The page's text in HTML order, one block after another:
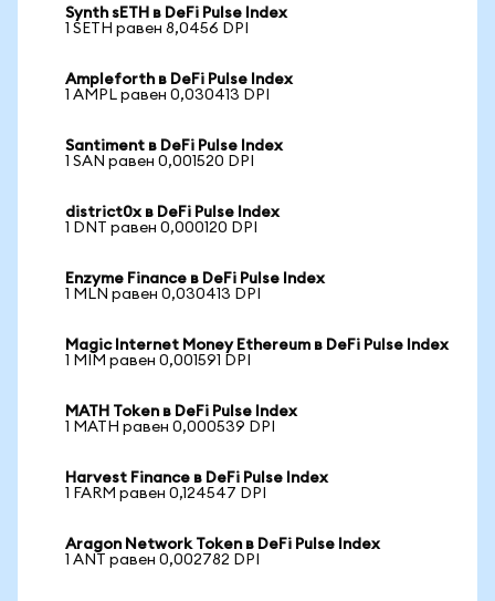
Synth sETH в DeFi Pulse Index
1 SETH равен 8,0456 DPI
Ampleforth в DeFi Pulse Index
1 AMPL равен 0,030413 DPI
Santiment в DeFi Pulse Index
1 SAN равен 0,001520 DPI
district0x в DeFi Pulse Index
1 DNT равен 0,000120 DPI
Enzyme Finance в DeFi Pulse Index
1 MLN равен 0,030413 DPI
Magic Internet Money Ethereum в DeFi Pulse Index
1 MIM равен 0,001591 DPI
MATH Token в DeFi Pulse Index
1 MATH равен 0,000539 DPI
Harvest Finance в DeFi Pulse Index
1 FARM равен 0,124547 DPI
Aragon Network Token в DeFi Pulse Index
1 ANT равен 0,002782 DPI